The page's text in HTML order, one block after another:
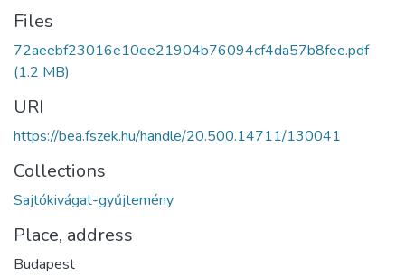
Files
72aeebf23016e10ee21904b76094cf4da57b8fee.pdf
(1.2 MB)
URI
https://bea.fszek.hu/handle/20.500.14711/130041
Collections
Sajtókivágat-gyűjtemény
Place, address
Budapest